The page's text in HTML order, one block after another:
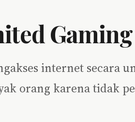
internet secara
orang karena tidak